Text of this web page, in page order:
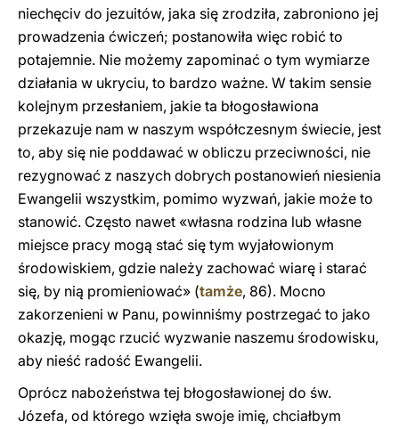
niechęciv do jezuitów, jaka się zrodziła, zabroniono jej
prowadzenia ćwiczeń; postanowiła więc robić to
potajemnie. Nie możemy zapominać o tym wymiarze
działania w ukryciu, to bardzo ważne. W takim sensie
kolejnym przesłaniem, jakie ta błogosławiona
przekazuje nam w naszym współczesnym świecie, jest
to, aby się nie poddawać w obliczu przeciwności, nie
rezygnować z naszych dobrych postanowień niesienia
Ewangelii wszystkim, pomimo wyzwań, jakie może to
stanowić. Często nawet «własna rodzina lub własne
miejsce pracy mogą stać się tym wyjałowionym
środowiskiem, gdzie należy zachować wiarę i starać
się, by nią promieniować» (tamże, 86). Mocno
zakorzenieni w Panu, powinniśmy postrzegać to jako
okazję, mogąc rzucić wyzwanie naszemu środowisku,
aby nieść radość Ewangelii.
Oprócz nabożeństwa tej błogosławionej do św.
Józefa, od którego wzięła swoje imię, chciałbym